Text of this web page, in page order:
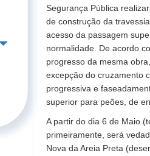
Segurança Pública
de construção da
acesso da passagem
normalidade. De acordo
progresso da mesma
excepção do cruzamento
progressiva e
superior para peões, de
A partir do dia 6 de Maio
primeiramente, será
Nova da Areia Preta